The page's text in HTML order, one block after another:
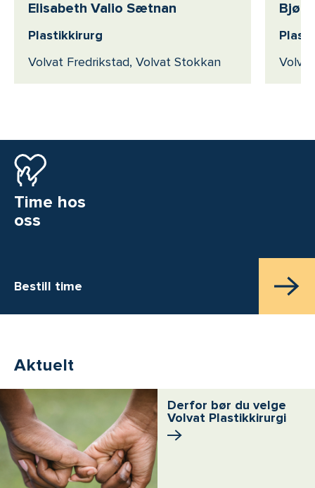
Elisabeth Valio Sætnan
Plastikkirurg
Volvat Fredrikstad, Volvat Stokkan
Time hos
oss
Bestill time
Aktuelt
Derfor bør du velge
Volvat Plastikkirurgi